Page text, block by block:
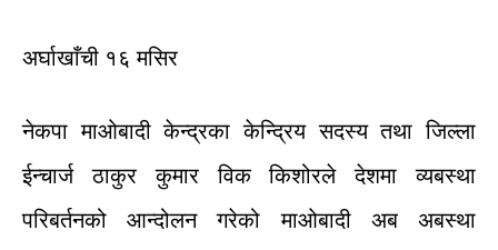
अर्घाखाँची १६ मसिर
नेकपा माओबादी केन्द्रका केन्द्रिय सदस्य तथा जिल्ला
ईन्चार्ज
ठाकुर कुमार विक किशोरले देशमा
व्यबस्था
परिबर्तनको
आन्दोलनगरेको माओबादी अब
अबस्था